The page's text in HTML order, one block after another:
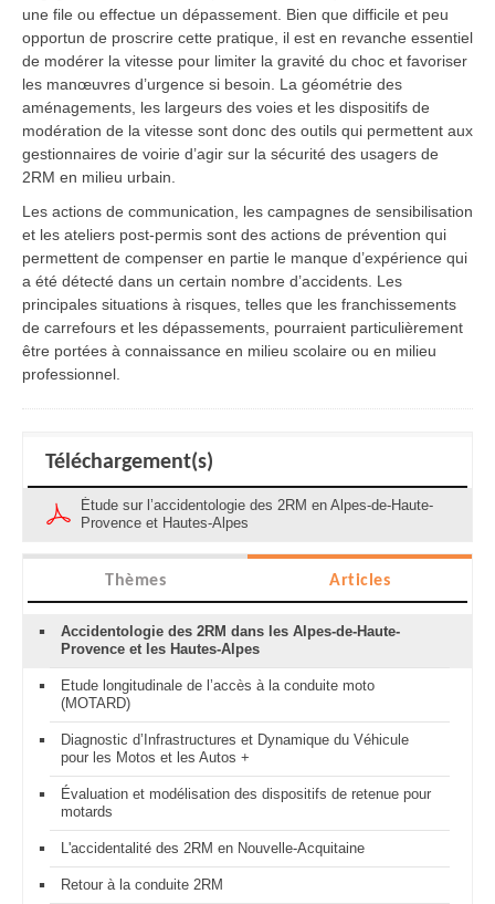
une file ou effectue un dépassement. Bien que difficile et peu
opportun de proscrire cette pratique, il est en revanche essentiel
de modérer la vitesse pour limiter la gravité du choc et favoriser
les manœuvres d’urgence si besoin. La géométrie des
aménagements, les largeurs des voies et les dispositifs de
modération de la vitesse sont donc des outils qui permettent aux
gestionnaires de voirie d’agir sur la sécurité des usagers de
2RM en milieu urbain.
Les actions de communication, les campagnes de sensibilisation
et les ateliers post-permis sont des actions de prévention qui
permettent de compenser en partie le manque d’expérience qui
a été détecté dans un certain nombre d’accidents. Les
principales situations à risques, telles que les franchissements
de carrefours et les dépassements, pourraient particulièrement
être portées à connaissance en milieu scolaire ou en milieu
professionnel.
Téléchargement(s)
Étude sur l’accidentologie des 2RM en Alpes-de-Haute-
Provence et Hautes-Alpes
Thèmes Articles
Accidentologie des 2RM dans les Alpes-de-Haute-
Provence et les Hautes-Alpes
Etude longitudinale de l’accès à la conduite moto
(MOTARD)
Diagnostic d’Infrastructures et Dynamique du Véhicule
pour les Motos et les Autos +
Évaluation et modélisation des dispositifs de retenue pour
motards
L'accidentalité des 2RM en Nouvelle-Acquitaine
Retour à la conduite 2RM